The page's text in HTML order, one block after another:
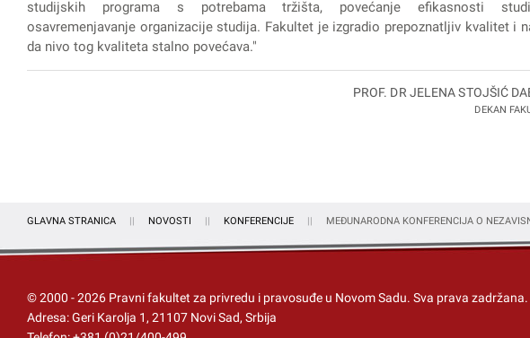
studijskih programa s potrebama tržišta, povećanje efikasnosti
osavremenjavanje organizacije studija. Fakultet je izgradio prepoznatljiv kvalitet i
da nivo tog kvaliteta stalno povećava."
PROF. DR JELENA STOJŠIĆ
DEKAN
GLAVNA STRANICA NOVOSTI KONFERENCIJE MEĐUNARODNA KONFERENCIJA O
© 2000 -2026 Pravni fakultet za privredu i pravosuđe u Novom Sadu. Sva prava zadržana.
Adresa: Geri Karolja 1, 21107 Novi Sad, Srbija